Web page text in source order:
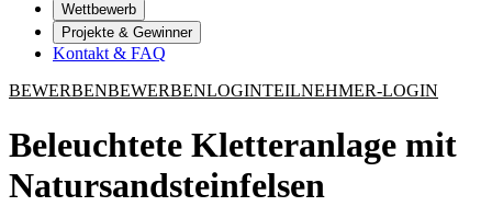
Wettbewerb
Projekte & Gewinner
Kontakt & FAQ
BEWERBENBEWERBENLOGINTEILNEHMER-LOGIN
Beleuchtete Kletteranlage mit
Natursandsteinfelsen